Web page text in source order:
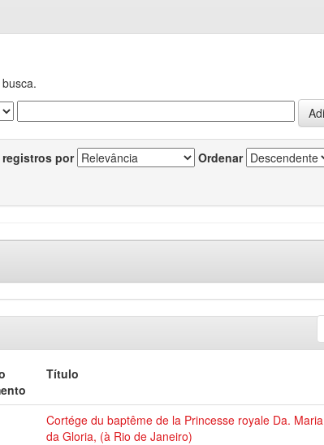
registros por Ordenar
Título
Cortége du baptême de la Princesse royale Da. Maria
da Gloria, (à Rio de Janeiro)